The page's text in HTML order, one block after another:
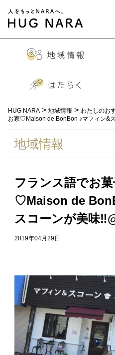
HUG NARA > 地域情報 > わたしのお
お家♡Maison de BonBon ♪マフィン&
地域情報
フランス語でお
♡Maison de
スコーンが美味
2019年04月29日